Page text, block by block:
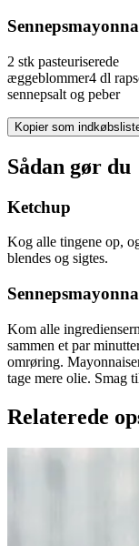
2 stk pasteuriserede
æggeblommer4 dl
sennepsalt og peber
Kopier som
Sådan gør du
Ketchup
Kog alle tingene op,
blendes og sigtes.
Kom alle
sammen et par
omrøring.
tage mere olie. Smag
Relaterede